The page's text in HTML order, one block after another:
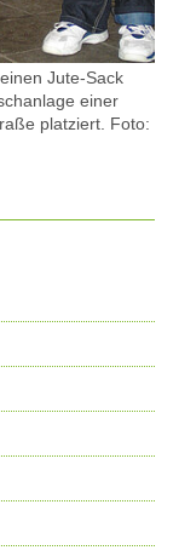
Jute-Sack
einer
platziert. Foto: